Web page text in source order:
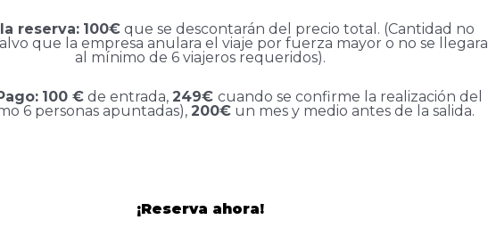
reserva: 100€que se descontarán del precio total. (Cantidad no
que la empresa anulara el viaje por fuerza mayor o no se llegara
al mínimo de 6 viajeros requeridos).
100 € de entrada, 249€ cuando se confirme la realización del
6 personas apuntadas), 200€un mes y medio antes de la salida.
¡Reserva ahora!